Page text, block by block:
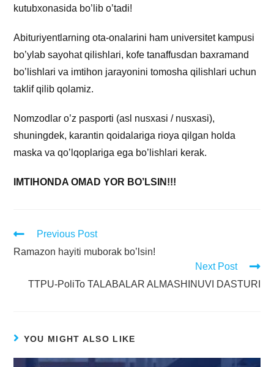
kutubxonasida bo’lib o’tadi!
Abituriyentlarning ota-onalarini ham universitet kampusi
bo’ylab sayohat qilishlari, kofe tanaffusdan baxramand
bo’lishlari va imtihon jarayonini tomosha qilishlari uchun
taklif qilib qolamiz.
Nomzodlar o’z pasporti (asl nusxasi / nusxasi),
shuningdek, karantin qoidalariga rioya qilgan holda
maska va qo’lqoplariga ega bo’lishlari kerak.
IMTIHONDA OMAD YOR BO’LSIN!!!
Previous Post
Ramazon hayiti muborak bo’lsin!
Next Post
TTPU-PoliTo TALABALAR ALMASHINUVI DASTURI
YOU MIGHT ALSO LIKE